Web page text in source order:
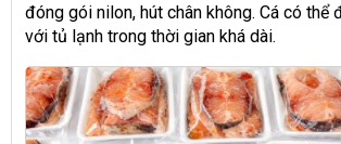
đóng gói nilon, hút chân không. Cá có thể
với tủ lạnh trong thời gian khá dài.